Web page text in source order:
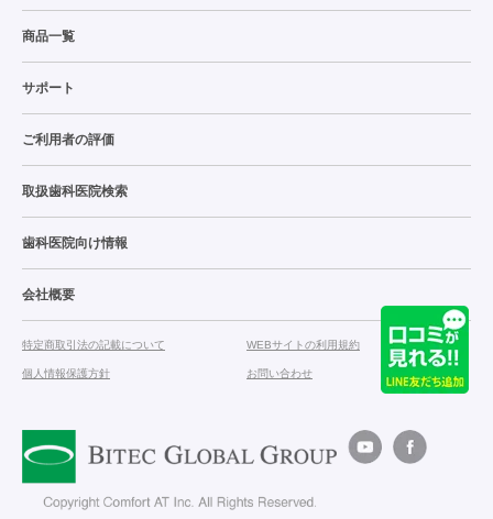
商品一覧
サポート
ご利用者の評価
取扱歯科医院検索
歯科医院向け情報
会社概要
特定商取引法の記載について WEBサイトの利用規約
個人情報保護方針 お問い合わせ